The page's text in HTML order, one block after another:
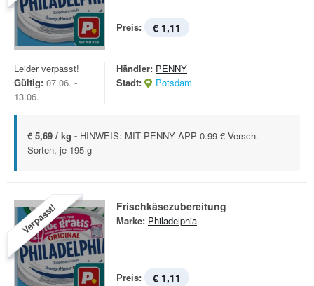
Preis: € 1,11
Leider verpasst!
Gültig: 07.06. -
13.06.
Händler: PENNY
Stadt:
Potsdam
€ 5,69 / kg - HINWEIS: MIT PENNY APP 0.99 € Versch.
Sorten, je 195 g
Verpasst! Frischkäsezubereitung
Marke: Philadelphia
Preis: € 1,11